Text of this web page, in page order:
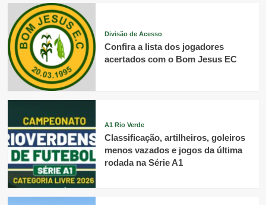
Divisão de Acesso
Confira a lista dos jogadores
acertados com o Bom Jesus EC
A1 Rio Verde
Classificação, artilheiros, goleiros
menos vazados e jogos da última
rodada na Série A1